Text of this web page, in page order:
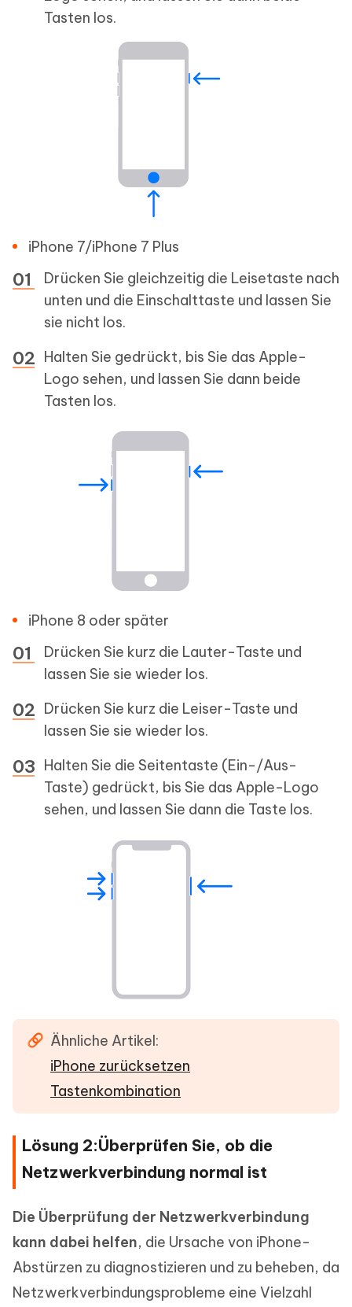
Tasten los.
iPhone 7/iPhone 7 Plus
Drücken Sie gleichzeitig die Leisetaste nach
unten und die Einschalttaste und lassen Sie
sie nicht los.
Halten Sie gedrückt, bis Sie das Apple-
Logo sehen, und lassen Sie dann beide
Tasten los.
iPhone 8 oder später
Drücken Sie kurz die Lauter-Taste und
lassen Sie sie wieder los.
Drücken Sie kurz die Leiser-Taste und
lassen Sie sie wieder los.
Halten Sie die Seitentaste (Ein-/Aus-
Taste) gedrückt, bis Sie das Apple-Logo
sehen, und lassen Sie dann die Taste los.
Ähnliche Artikel:
iPhone zurücksetzen
Tastenkombination
Lösung 2:Überprüfen Sie, ob die
Netzwerkverbindung normal ist
Die Überprüfung der Netzwerkverbindung
kann dabei helfen, die Ursache von iPhone-
Abstürzen zu diagnostizieren und zu beheben, da
Netzwerkverbindungsprobleme eine Vielzahl